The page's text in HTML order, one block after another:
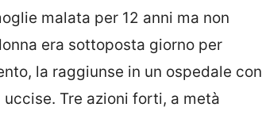
malata per 12 anni ma non
era sottoposta giorno per
la raggiunse in un ospedale con
Tre azioni forti, a metà